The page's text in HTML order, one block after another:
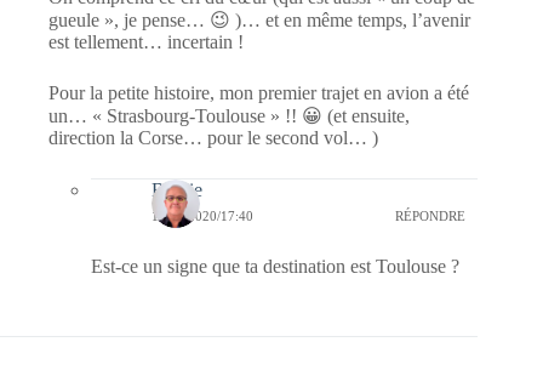
gueule », je pense… 😉 )… et en même temps, l’avenir
est tellement… incertain !
Pour la petite histoire, mon premier trajet en avion a été
un… « Strasbourg-Toulouse » !! 😀 (et ensuite,
direction la Corse… pour le second vol… )
Bernie
14/05/2020/17:40 RÉPONDRE
Est-ce un signe que ta destination est Toulouse ?